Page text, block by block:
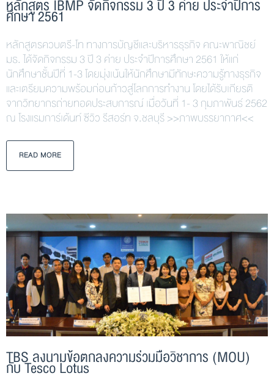
หลักสูตร IBMP จัดกิจกรรม 3 ปี 3 ค่าย ประจำปีการ
ศึกษา 2561
หลักสูตรควบตรี-โท ทางการบัญชีและบริหารธุรกิจ คณะพาณิชย์
มธ. ได้จัดกิจกรรม 3 ปี 3 ค่าย ประจำปีการศึกษา 2561 ให้แก่
นักศึกษาชั้นปีที่ 1-3 โดยมุ่งเน้นให้นักศึกษามีทักษะความรู้ทางธุรกิจ
และเตรียมความพร้อมก่อนก้าวสู่โลกการทำงาน โดยได้รับเกียรติ
จากวิทยากรถ่ายทอดประสบการณ์ เมื่อวันที่ 1- 3 กุมภาพันธ์ 2562
ณ โรงแรมการ์เด้นท์ ซีวิว รีสอร์ท จ.ชลบุรี >>ภาพบรรยากาศ<<
READ MORE
TBS ลงนามข้อตกลงความร่วมมือวิชาการ (MOU)
กับ Tesco Lotus